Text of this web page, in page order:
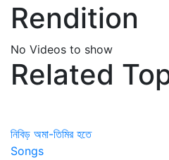
Rendition
No Videos to show
Related
নিবিড় অমা-তিমির হতে
Songs